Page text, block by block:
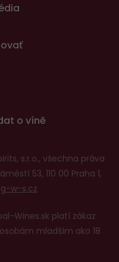
o víně
s.r.o., všechna práva
53, 110 00 Praha 1,
w-s.cz
Wines.sk platí zákaz
mladším ako 18